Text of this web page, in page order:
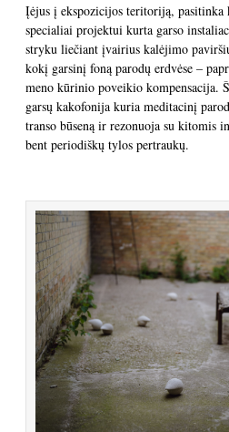
Įėjus į ekspozicijos teritoriją, pasitinka
specialiai projektui kurta garso
stryku liečiant įvairius kalėjimo
kokį garsinį foną parodų erdvėse –
meno kūrinio poveikio kompensacija.
garsų kakofonija kuria meditacinį
transo būseną ir rezonuoja su kitomis
bent periodiškų tylos pertraukų.